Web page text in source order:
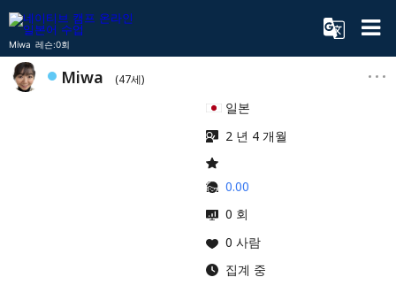
Miwa 레슨:0회
Miwa (47세)
일본
2 년 4 개월
0.00
0 회
0 사람
집계 중